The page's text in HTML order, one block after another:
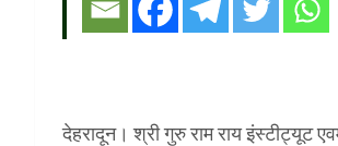
देहरादून। श्री गुरु राम राय इंस्टीट्यूट